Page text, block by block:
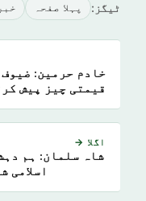
ٹیگز: پہلا صفحہ
خادم حرمین:
قیمتی چیز پیش
اگلا →
شاہ سلمان: ہم
اسلامی